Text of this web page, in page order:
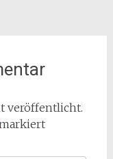
veröffentlicht.